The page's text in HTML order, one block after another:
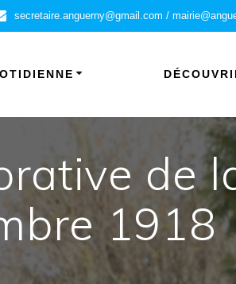
secretaire.anguerny@gmail.com /
de
1918